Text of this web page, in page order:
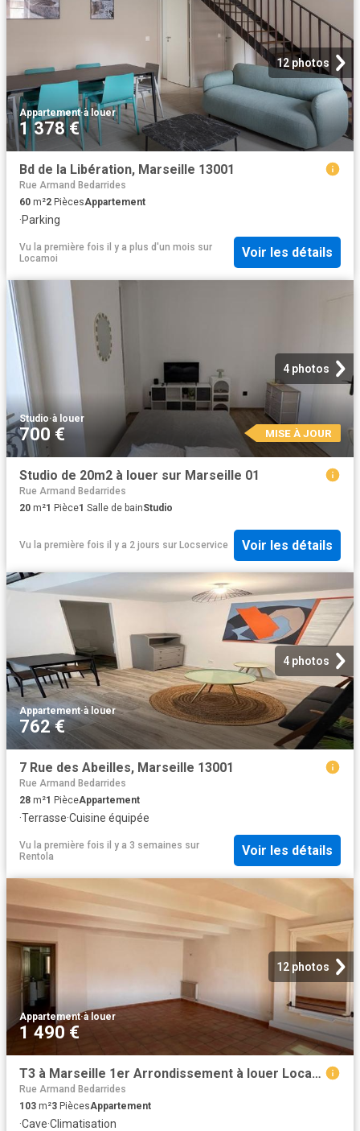
12 photos
Appartement·à louer
1 378 €
Bd de la Libération, Marseille 13001
Rue Armand Bedarrides
60 m²2 PiècesAppartement
·Parking
Vu la première fois il y a plus d'un mois sur
Locamoi
Voir les détails
4 photos
Studio·à louer
700 € MISE À JOUR
Studio de 20m2 à louer sur Marseille 01
Rue Armand Bedarrides
20 m²1 Pièce1 Salle de bainStudio
Vu la première fois il y a 2 jours sur Locservice Voir les détails
4 photos
Appartement·à louer
762 €
7 Rue des Abeilles, Marseille 13001
Rue Armand Bedarrides
28 m²1 PièceAppartement
·Terrasse·Cuisine équipée
Vu la première fois il y a 3 semaines sur
Rentola
Voir les détails
12 photos
Appartement·à louer
1 490 €
T3 à Marseille 1er Arrondissement à louer Locagestion, expert en gestion locative
Rue Armand Bedarrides
103 m²3 PiècesAppartement
·Cave·Climatisation